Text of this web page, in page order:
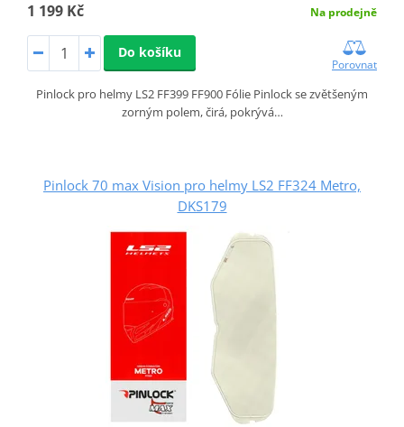
1 199 Kč Na prodejně
Do košíku
Porovnat
Pinlock pro helmy LS2 FF399 FF900 Fólie Pinlock se zvětšeným
zorným polem, čirá, pokrývá…
Pinlock 70 max Vision pro helmy LS2 FF324 Metro,
DKS179